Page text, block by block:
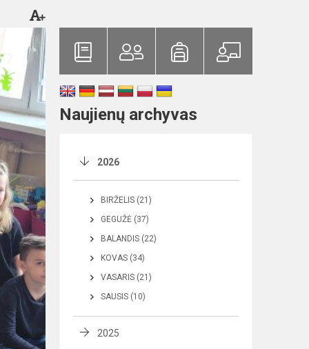
Naujienų archyvas
2026
BIRŽELIS (21)
GEGUŽĖ (37)
BALANDIS (22)
KOVAS (34)
VASARIS (21)
SAUSIS (10)
2025